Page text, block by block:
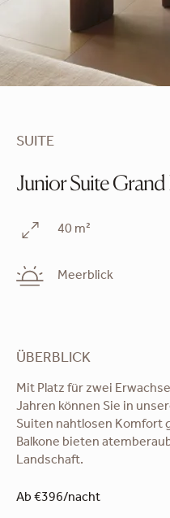
SUITE
Junior Suite
40 m²
Meerblick
ÜBERBLICK
Mit Platz für zwei
Jahren können Sie in
Suiten nahtlosen Komfort
Balkone bieten
Landschaft.
Ab €396/nacht